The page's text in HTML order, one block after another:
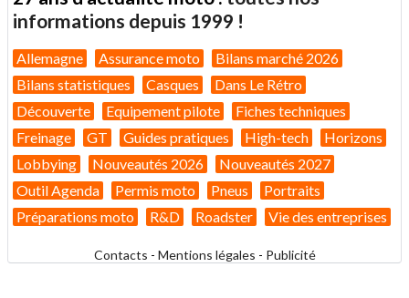
informations depuis 1999 !
Allemagne Assurance moto
Bilans marché 2026
Bilans statistiques
Casques
Dans Le Rétro
Découverte
Equipement pilote
Fiches techniques
Freinage
GT Guides pratiques High-tech
Horizons
Lobbying
Nouveautés 2026
Nouveautés 2027
Outil Agenda
Permis moto Pneus
Portraits
Préparations moto
R&D Roadster Vie des entreprises
Contacts - Mentions légales - Publicité